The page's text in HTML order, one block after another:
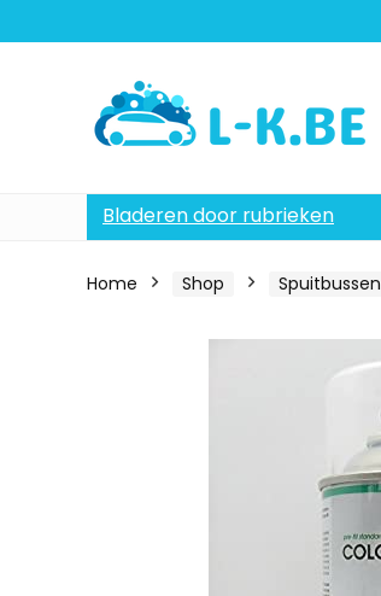
Bladeren door rubrieken
Home Shop Spuitbussen